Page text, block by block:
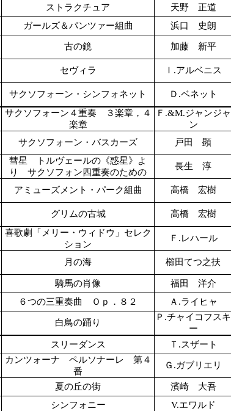
ストラクチュア 天野 正道
ガールズ＆パンツァー組曲 浜口 史朗
古の鏡 加藤 新平
セヴィラ Ｉ.アルベニス
サクソフォーン・シンフォネット Ｄ.ベネット
サクソフォーン４重奏 ３楽章，４
楽章
Ｆ.&M.ジャンジャ
ン
サクソフォーン・バスカーズ 戸田 顕
彗星 トルヴェールの《惑星》よ
り サクソフォン四重奏のための
長生 淳
アミューズメント・パーク組曲 高橋 宏樹
グリムの古城 高橋 宏樹
喜歌劇「メリー・ウィドウ」セレク
ション
Ｆ.レハール
月の海 櫛田てつ之扶
騎馬の肖像 福田 洋介
６つの三重奏曲 Ｏｐ．８２ Ａ.ライヒャ
白鳥の踊り
Ｐ.チャイコフスキ
ー
スリーダンス Ｔ.スザート
カンツォーナ ペルソナーレ 第４
番
Ｇ.ガブリエリ
夏の丘の街 濱崎 大吾
シンフォニー V.エワルド